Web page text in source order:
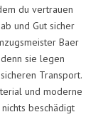
du vertrauen
und Gut sicher
Baer
sie legen
Transport.
und moderne
beschädigt